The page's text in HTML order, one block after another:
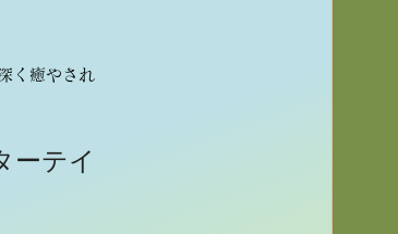
く癒やされ
ーテイ